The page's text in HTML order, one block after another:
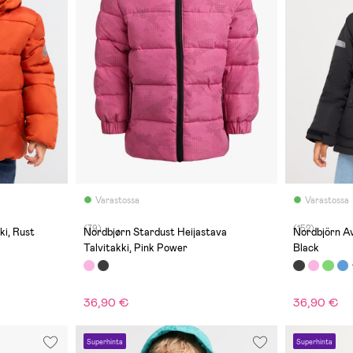
Rust
Varastossa
(79)
Nordbjørn Stardust Heijastava
Talvitakki, Pink Power
36,90 €
Varastossa
(152)
Nordbjörn
Black
36,90 €
Superhinta Superhinta